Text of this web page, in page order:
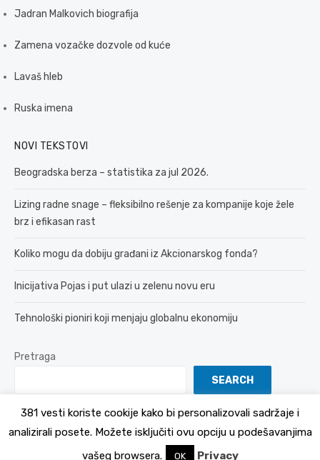
Jadran Malkovich biografija
Zamena vozačke dozvole od kuće
Lavaš hleb
Ruska imena
NOVI TEKSTOVI
Beogradska berza – statistika za jul 2026.
Lizing radne snage – fleksibilno rešenje za kompanije koje žele
brz i efikasan rast
Koliko mogu da dobiju građani iz Akcionarskog fonda?
Inicijativa Pojas i put ulazi u zelenu novu eru
Tehnološki pioniri koji menjaju globalnu ekonomiju
Pretraga
SEARCH
Politika Privatnosti
381 vesti koriste cookije kako bi personalizovali sadržaje i
analizirali posete. Možete isključiti ovu opciju u podešavanjima
vašeg browsera.
OK Privacy